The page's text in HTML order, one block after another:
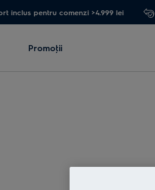
inclus pentru comenzi >4.999 lei
Promoţii